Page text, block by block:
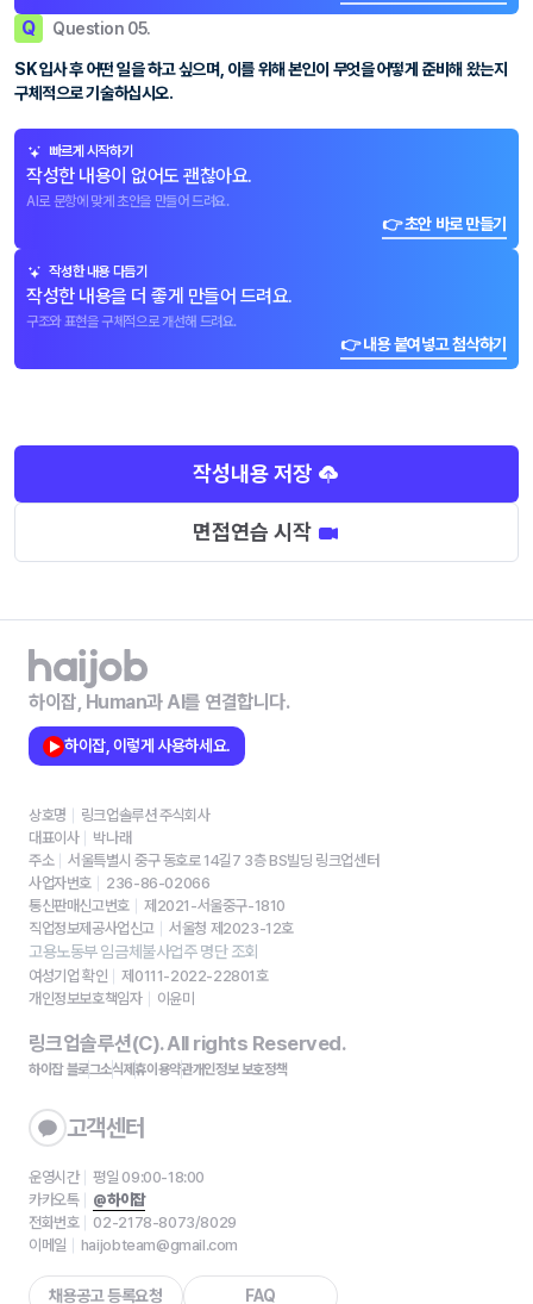
Q Question 05.
SK 입사 후 어떤 일을 하고 싶으며, 이를 위해 본인이 무엇을 어떻게 준비해 왔는지
구체적으로 기술하십시오.
빠르게 시작하기
작성한 내용이 없어도 괜찮아요.
AI로 문항에 맞게 초안을 만들어 드려요.
👉 초안 바로 만들기
작성한 내용 다듬기
작성한 내용을 더 좋게 만들어 드려요.
구조와 표현을 구체적으로 개선해 드려요.
👉 내용 붙여넣고 첨삭하기
작성내용 저장
면접연습 시작
하이잡, Human과 AI를 연결합니다.
하이잡, 이렇게 사용하세요.
상호명
링크업솔루션 주식회사
대표이사
박나래
주소
서울특별시 중구 동호로 14길7 3층 BS빌딩 링크업센터
사업자번호
236-86-02066
통신판매신고번호
제2021-서울중구-1810
직업정보제공사업신고
서울청 제2023-12호
고용노동부 임금체불사업주 명단 조회
여성기업 확인
제0111-2022-22801호
개인정보보호책임자
이윤미
링크업솔루션(C). All rights Reserved.
하이잡 블로그소식제휴이용약관개인정보 보호정책
고객센터
운영시간
평일 09:00-18:00
카카오톡
@하이잡
전화번호
02-2178-8073/8029
이메일
haijobteam@gmail.com
채용공고 등록요청 FAQ